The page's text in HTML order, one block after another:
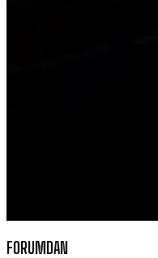
FORUMDAN